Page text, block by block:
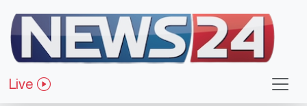
Live
সোশ্যাল মিডিয়া
‘সিম’ ইস্যু নিয়ে বিটিআরসির নতুন
সিদ্ধান্ত